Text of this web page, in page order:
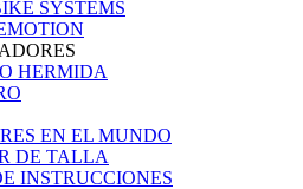
SYSTEMS
HERMIDA
EN EL MUNDO
DE TALLA
INSTRUCCIONES